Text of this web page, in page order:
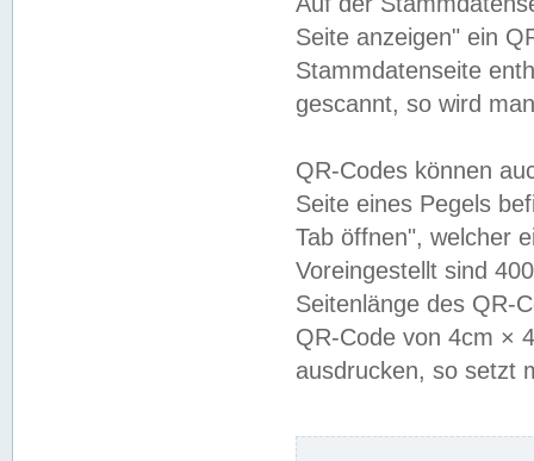
Seite anzeigen" ein
Stammdatenseite
gescannt, so wird
QR-Codes können
Seite eines Pegels
Tab öffnen", welcher
Voreingestellt sind
Seitenlänge des QR-
QR-Code von 4cm ×
ausdrucken, so setzt